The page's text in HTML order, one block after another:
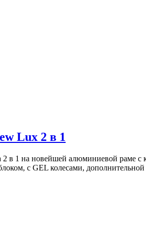
Lux 2 в 1
2 в 1 на новейшей алюминиевой раме
с GEL колесами,